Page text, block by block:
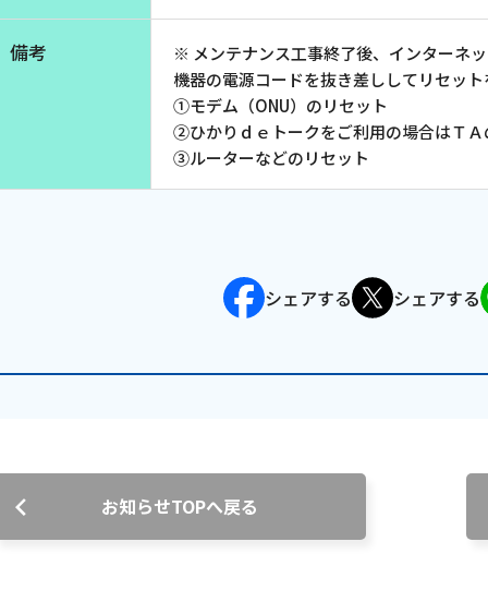
メンテ
備考
※ メンテナンス工事終了後、インターネ
機器の電源コードを抜き差ししてリセッ
①モデム（ONU）のリセット
②ひかりｄｅトークをご利用の場合はＴＡ
③ルーターなどのリセット
シェアする シェアする
お知らせTOPへ戻る